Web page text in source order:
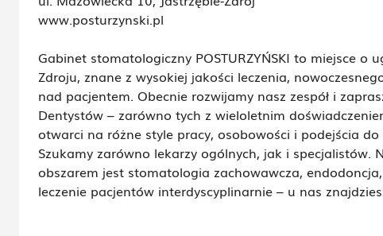
www.posturzynski.pl
Gabinet stomatologiczny POSTURZYŃSKI to miejsce o
Zdroju, znane z wysokiej jakości leczenia,
nad pacjentem. Obecnie rozwijamy nasz zespół i
Dentystów – zarówno tych z wieloletnim
otwarci na różne style pracy, osobowości i podejścia do
Szukamy zarówno lekarzy ogólnych, jak i specjalistów.
obszarem jest stomatologia zachowawcza,
leczenie pacjentów interdyscyplinarnie – u nas